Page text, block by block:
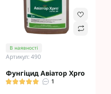
В наявності
Артикул: 490
Фунгіцид Авіатор Xpro
1